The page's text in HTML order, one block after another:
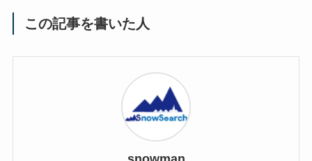
この記事を書いた人